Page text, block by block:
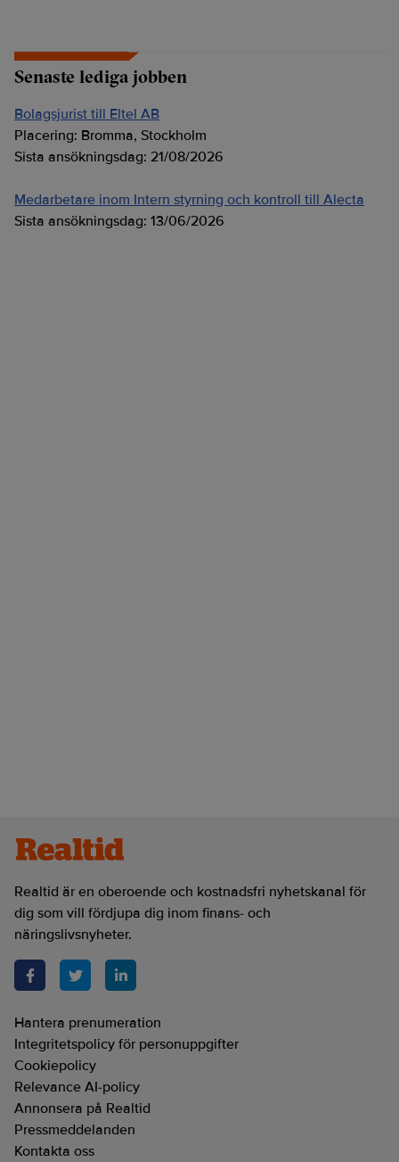
Senaste lediga jobben
Bolagsjurist till Eltel AB
Placering: Bromma, Stockholm
Sista ansökningsdag: 21/08/2026
Medarbetare inom Intern styrning och kontroll till Alecta
Sista ansökningsdag: 13/06/2026
Realtid är en oberoende och kostnadsfri nyhetskanal för
dig som vill fördjupa dig inom finans- och
näringslivsnyheter.
Hantera prenumeration
Integritetspolicy för personuppgifter
Cookiepolicy
Relevance AI-policy
Annonsera på Realtid
Pressmeddelanden
Kontakta oss